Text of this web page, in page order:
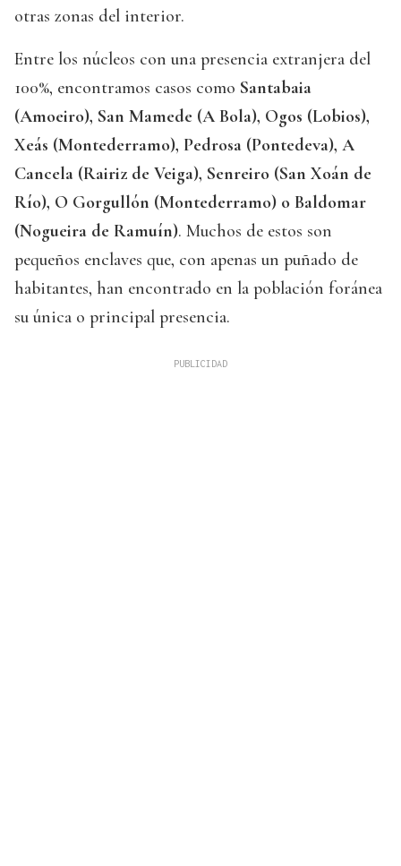
otras zonas del interior.
Entre los núcleos con una presencia extranjera del
100%, encontramos casos como Santabaia
(Amoeiro), San Mamede (A Bola), Ogos (Lobios),
Xeás (Montederramo), Pedrosa (Pontedeva), A
Cancela (Rairiz de Veiga), Senreiro (San Xoán de
Río), O Gorgullón (Montederramo) o Baldomar
(Nogueira de Ramuín). Muchos de estos son
pequeños enclaves que, con apenas un puñado de
habitantes, han encontrado en la población foránea
su única o principal presencia.